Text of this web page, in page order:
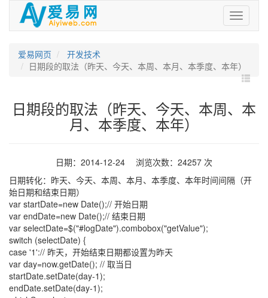
爱
易
爱易网页
开发技术
日期段的取法（昨天、今天、本周、本月、本季度、本年）
日期段的取法（昨天、今天、本周、本
月、本季度、本年）
日期：2014-12-24 浏览次数：24257 次
日期转化：昨天、今天、本周、本月、本季度、本年时间间隔（开
始日期和结束日期）
var startDate=new Date();// 开始日期
var endDate=new Date();// 结束日期
var selectDate=$("#logDate").combobox("getValue");
switch (selectDate) {
case '1':// 昨天，开始结束日期都设置为昨天
var day=now.getDate(); // 取当日
startDate.setDate(day-1);
endDate.setDate(day-1);